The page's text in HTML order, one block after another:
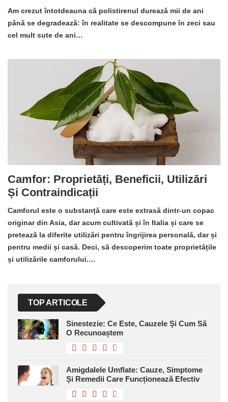
Am crezut întotdeauna că polistirenul durează mii de ani
până se degradează: în realitate se descompune în zeci sau
cel mult sute de ani…
Camfor: Proprietăți, Beneficii, Utilizări
Și Contraindicații
Camforul este o substanță care este extrasă dintr-un copac
originar din Asia, dar acum cultivată și în Italia și care se
pretează la diferite utilizări pentru îngrijirea personală, dar și
pentru medii și casă. Deci, să descoperim toate proprietățile
și utilizările camforului.…
TOP ARTICOLE
Sinestezie: Ce Este, Cauzele Și Cum Să
O Recunoaștem
Amigdalele Umflate: Cauze, Simptome
Și Remedii Care Funcționează Efectiv